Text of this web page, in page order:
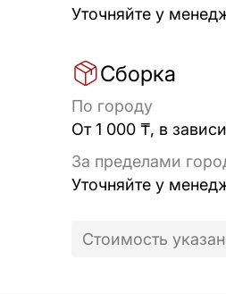
Уточняйте у
Сборка
По городу
От 1 000 ₸, в
За пределами
Уточняйте у
Стоимость